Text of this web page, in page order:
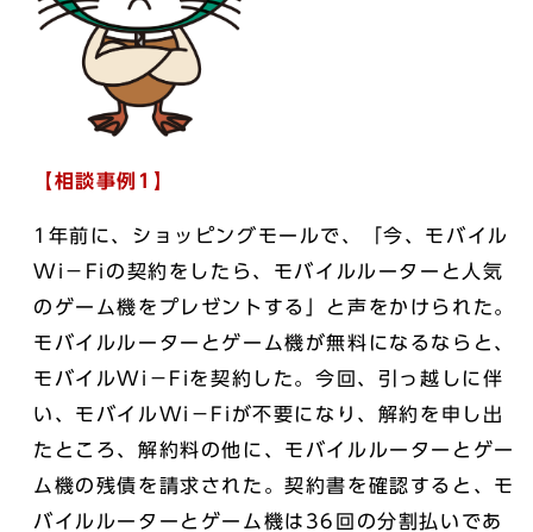
【相談事例 1 】
1年前に、ショッピングモールで、「今、モバイル
Wi－Fiの契約をしたら、モバイルルーターと人気
のゲーム機をプレゼントする」と声をかけられた。
モバイルルーターとゲーム機が無料になるならと、
モバイルWi－Fiを契約した。今回、引っ越しに伴
い、モバイルWi－Fiが不要になり、解約を申し出
たところ、解約料の他に、モバイルルーターとゲー
ム機の残債を請求された。契約書を確認すると、モ
バイルルーターとゲーム機は36回の分割払いであ